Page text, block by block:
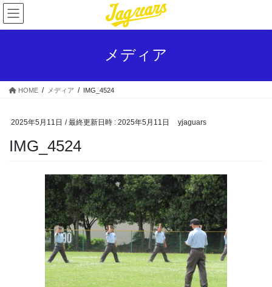
コ
ン
テ
ス
ナ
ビ
ゲ
ン
メディア
HOME メディア IMG_4524
2025年5月11日 / 最終更新日時 : 2025年5月11日 yjaguars
IMG_4524